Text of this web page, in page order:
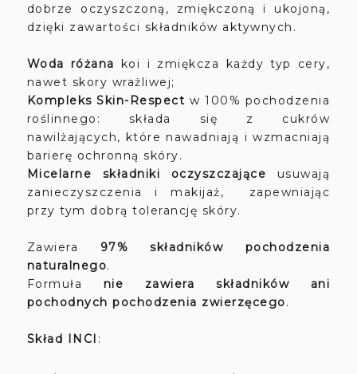
dobrze oczyszczoną, zmiękczoną i ukojoną,
dzięki zawartości składników aktywnych.
Woda różana koi i zmiękcza każdy typ cery,
nawet skory wrażliwej;
Kompleks Skin-Respect w 100% pochodzenia
roślinnego: składa się z cukrów
nawilżających, które nawadniają i wzmacniają
barierę ochronną skóry.
Micelarne składniki oczyszczające usuwają
zanieczyszczenia i makijaż, zapewniając
przy tym dobrą tolerancję skóry.
Zawiera 97% składników pochodzenia
naturalnego.
Formuła nie zawiera składników ani
pochodnych pochodzenia zwierzęcego.
Skład INCI :